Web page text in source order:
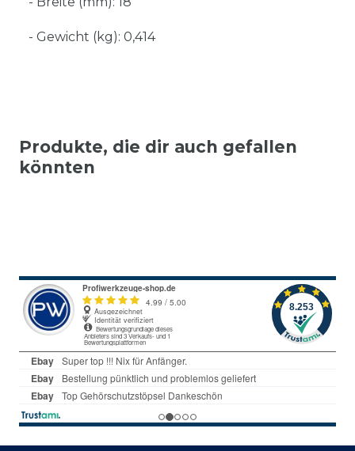
- Gewicht (kg): 0,414
Produkte, die dir auch gefallen
könnten